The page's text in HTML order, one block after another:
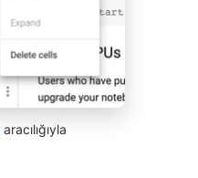
aracılığıyla